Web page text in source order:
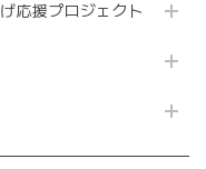
応援プロジェクト